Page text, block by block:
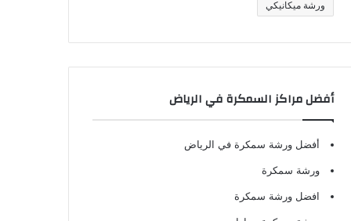
ورشة ميكانيكي
أفضل مراكز السمكرة في الرياض
أفضل ورشة سمكرة في الرياض
ورشة سمكرة
افضل ورشة سمكرة